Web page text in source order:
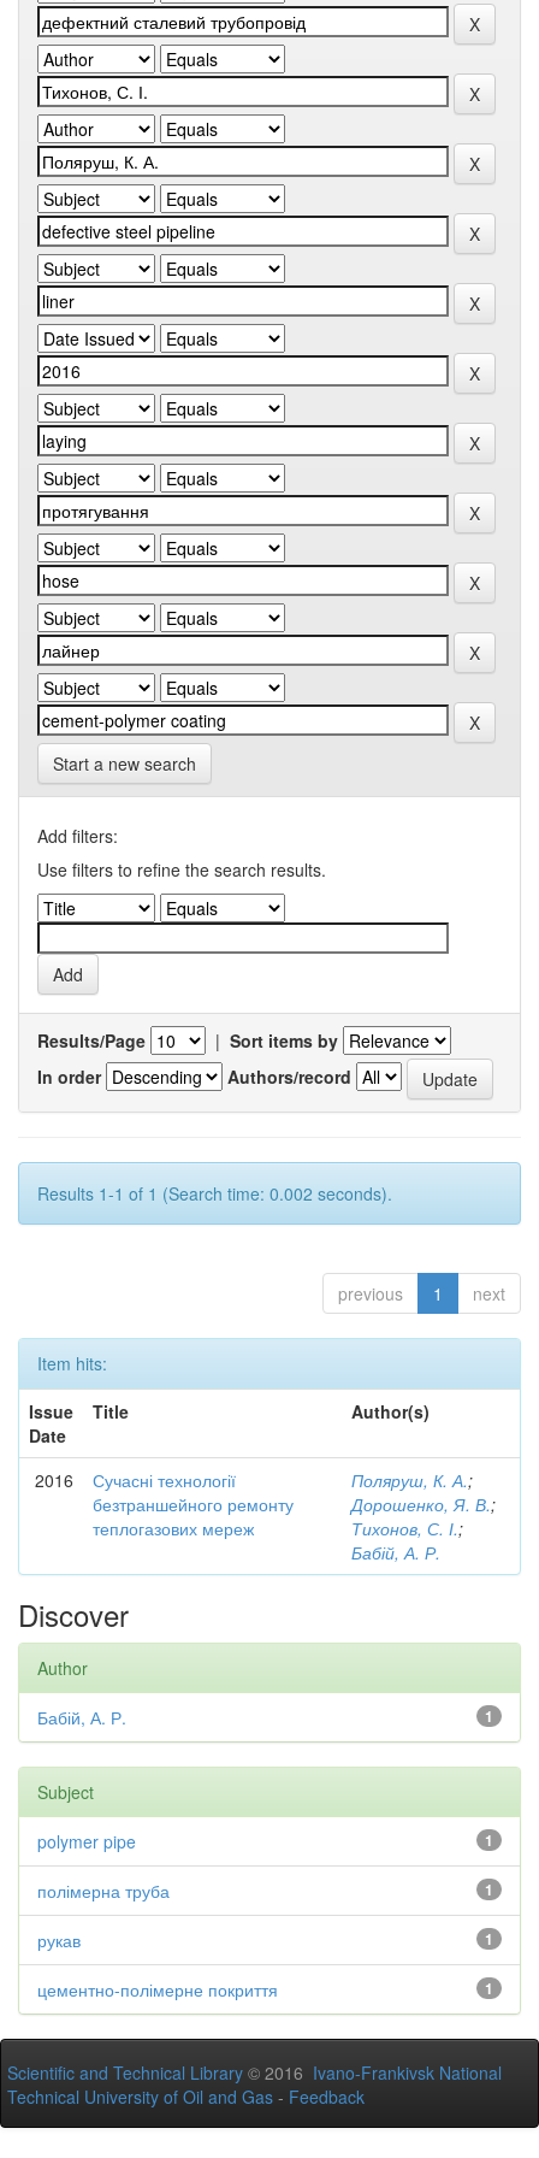
Start a new search
Add filters:
Use filters to refine the search results.
Results/Page | Sort items by
In order
Authors/record
Results 1-1 of 1 (Search time: 0.002 seconds).
previous 1 next
Item hits:
Issue
Date
Title Author(s)
2016
Сучасні технології
безтраншейного ремонту
теплогазових мереж
Поляруш, К. А.;
Дорошенко, Я. В.;
Тихонов, С. І.;
Бабій, А. Р.
Discover
Author
1
Бабій, А. Р.
Subject
1
polymer pipe
1
полімерна труба
1
рукав
1
цементно-полімерне покриття
Scientific and Technical Library © 2016 Ivano-Frankivsk National
Technical University of Oil and Gas - Feedback